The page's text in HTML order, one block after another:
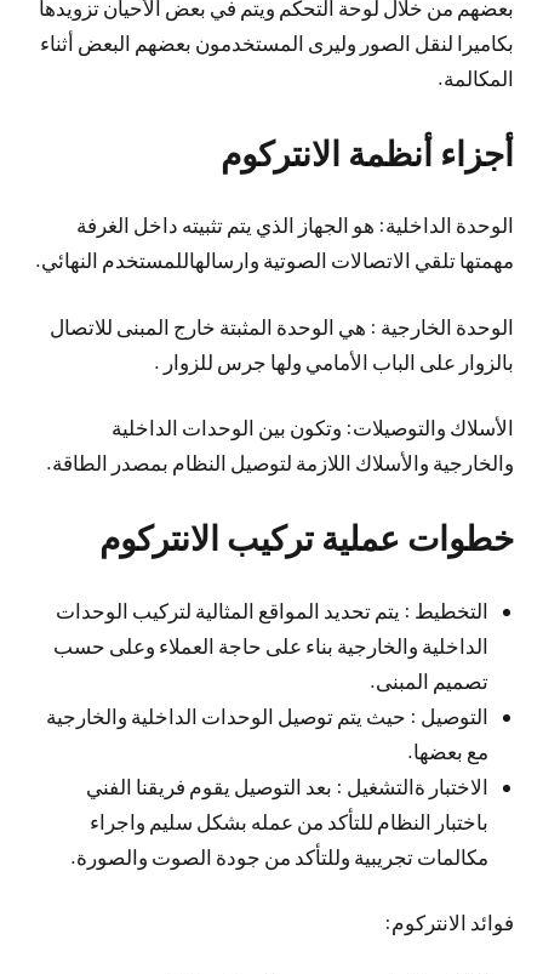
بعضهم من خلال لوحة التحكم ويتم في بعض الأحيان تزويدها
بكاميرا لنقل الصور وليرى المستخدمون بعضهم البعض أثناء
المكالمة.
أجزاء أنظمة الانتركوم
الوحدة الداخلية: هو الجهاز الذي يتم تثبيته داخل الغرفة
مهمتها تلقي الاتصالات الصوتية وارسالهاللمستخدم النهائي.
الوحدة الخارجية : هي الوحدة المثبتة خارج المبنى للاتصال
بالزوار على الباب الأمامي ولها جرس للزوار .
الأسلاك والتوصيلات: وتكون بين الوحدات الداخلية
والخارجية والأسلاك اللازمة لتوصيل النظام بمصدر الطاقة.
خطوات عملية تركيب الانتركوم
التخطيط : يتم تحديد المواقع المثالية لتركيب الوحدات
الداخلية والخارجية بناء على حاجة العملاء وعلى حسب
تصميم المبنى.
التوصيل : حيث يتم توصيل الوحدات الداخلية والخارجية
مع بعضها.
الاختبار ةالتشغيل : بعد التوصيل يقوم فريقنا الفني
باختبار النظام للتأكد من عمله بشكل سليم واجراء
مكالمات تجريبية وللتأكد من جودة الصوت والصورة.
فوائد الانتركوم: